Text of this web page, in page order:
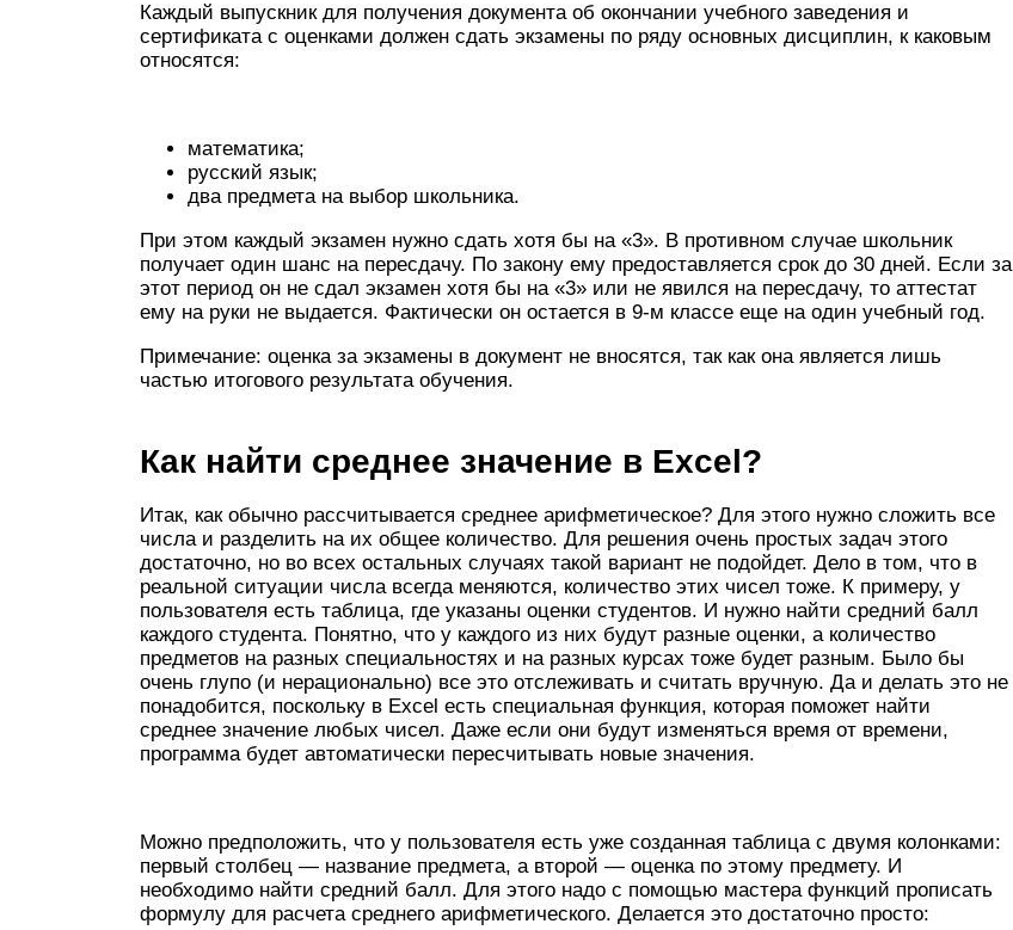
Каждый выпускник для получения документа об окончании учебного заведения и
сертификата с оценками должен сдать экзамены по ряду основных дисциплин, к каковым
относятся:
математика;
русский язык;
два предмета на выбор школьника.
При этом каждый экзамен нужно сдать хотя бы на «3». В противном случае школьник
получает один шанс на пересдачу. По закону ему предоставляется срок до 30 дней. Если за
этот период он не сдал экзамен хотя бы на «3» или не явился на пересдачу, то аттестат
ему на руки не выдается. Фактически он остается в 9-м классе еще на один учебный год.
Примечание: оценка за экзамены в документ не вносятся, так как она является лишь
частью итогового результата обучения.
Как найти среднее значение в Excel?
Итак, как обычно рассчитывается среднее арифметическое? Для этого нужно сложить все
числа и разделить на их общее количество. Для решения очень простых задач этого
достаточно, но во всех остальных случаях такой вариант не подойдет. Дело в том, что в
реальной ситуации числа всегда меняются, количество этих чисел тоже. К примеру, у
пользователя есть таблица, где указаны оценки студентов. И нужно найти средний балл
каждого студента. Понятно, что у каждого из них будут разные оценки, а количество
предметов на разных специальностях и на разных курсах тоже будет разным. Было бы
очень глупо (и нерационально) все это отслеживать и считать вручную. Да и делать это не
понадобится, поскольку в Excel есть специальная функция, которая поможет найти
среднее значение любых чисел. Даже если они будут изменяться время от времени,
программа будет автоматически пересчитывать новые значения.
Можно предположить, что у пользователя есть уже созданная таблица с двумя колонками:
первый столбец — название предмета, а второй — оценка по этому предмету. И
необходимо найти средний балл. Для этого надо с помощью мастера функций прописать
формулу для расчета среднего арифметического. Делается это достаточно просто: